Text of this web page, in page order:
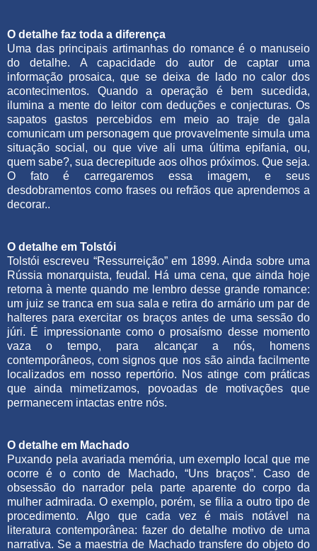
O detalhe faz toda a diferença
Uma das principais artimanhas do romance é o manuseio
do detalhe. A capacidade do autor de captar uma
informação prosaica, que se deixa de lado no calor dos
acontecimentos. Quando a operação é bem sucedida,
ilumina a mente do leitor com deduções e conjecturas. Os
sapatos gastos percebidos em meio ao traje de gala
comunicam um personagem que provavelmente simula uma
situação social, ou que vive ali uma última epifania, ou,
quem sabe?, sua decrepitude aos olhos próximos. Que seja.
O fato é carregaremos essa imagem, e seus
desdobramentos como frases ou refrãos que aprendemos a
decorar..
O detalhe em Tolstói
Tolstói escreveu “Ressurreição” em 1899. Ainda sobre uma
Rússia monarquista, feudal. Há uma cena, que ainda hoje
retorna à mente quando me lembro desse grande romance:
um juiz se tranca em sua sala e retira do armário um par de
halteres para exercitar os braços antes de uma sessão do
júri. É impressionante como o prosaísmo desse momento
vaza o tempo, para alcançar a nós, homens
contemporâneos, com signos que nos são ainda facilmente
localizados em nosso repertório. Nos atinge com práticas
que ainda mimetizamos, povoadas de motivações que
permanecem intactas entre nós.
O detalhe em Machado
Puxando pela avariada memória, um exemplo local que me
ocorre é o conto de Machado, “Uns braços”. Caso de
obsessão do narrador pela parte aparente do corpo da
mulher admirada. O exemplo, porém, se filia a outro tipo de
procedimento. Algo que cada vez é mais notável na
literatura contemporânea: fazer do detalhe motivo de uma
narrativa. Se a maestria de Machado transfere do objeto do